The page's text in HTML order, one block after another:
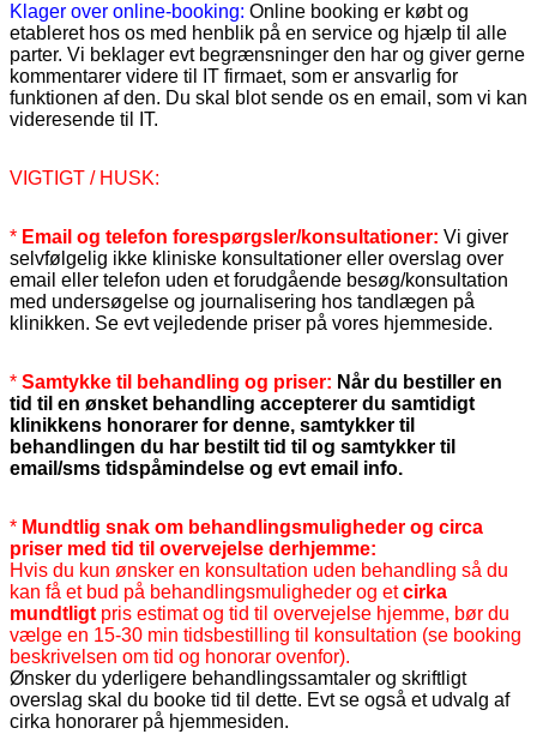
Klager over online-booking: Online booking er købt og
etableret hos os med henblik på en service og hjælp til alle
parter. Vi beklager evt begrænsninger den har og giver gerne
kommentarer videre til IT firmaet, som er ansvarlig for
funktionen af den. Du skal blot sende os en email, som vi kan
videresende til IT.
VIGTIGT / HUSK:
* Email og telefon forespørgsler/konsultationer: Vi giver
selvfølgelig ikke kliniske konsultationer eller overslag over
email eller telefon uden et forudgående besøg/konsultation
med undersøgelse og journalisering hos tandlægen på
klinikken. Se evt vejledende priser på vores hjemmeside.
* Samtykke til behandling og priser: Når du bestiller en
tid til en ønsket behandling accepterer du samtidigt
klinikkens honorarer for denne, samtykker til
behandlingen du har bestilt tid til og samtykker til
email/sms tidspåmindelse og evt email info.
* Mundtlig snak om behandlingsmuligheder og circa
priser med tid til overvejelse derhjemme:
Hvis du kun ønsker en konsultation uden behandling så du
kan få et bud på behandlingsmuligheder og etcirka
mundtligt pris estimat og tid til overvejelse hjemme, bør du
vælge en 15-30 min tidsbestilling til konsultation (se booking
beskrivelsen om tid og honorar ovenfor).
Ønsker du yderligere behandlingssamtaler og skriftligt
overslag skal du booke tid til dette. Evt se også et udvalg af
cirka honorarer på hjemmesiden.